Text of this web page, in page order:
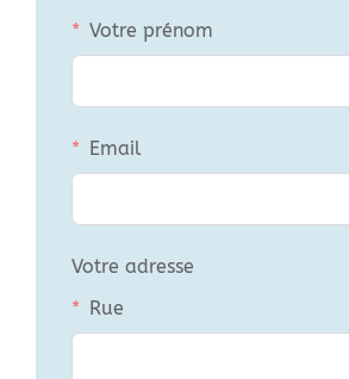
Votre prénom
Email
Votre adresse
Rue